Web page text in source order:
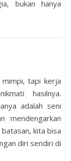
bukan hanya
tapi kerja
hasilnya.
adalah seni
mendengarkan
kita bisa
diri sendiri di